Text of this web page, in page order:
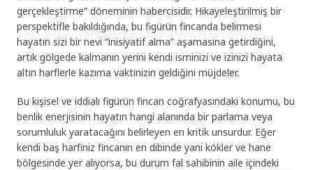
gerçekleştirme” döneminin habercisidir. Hikayeleştirilmiş bir
perspektifle bakıldığında, bu figürün fincanda belirmesi
hayatın sizi bir nevi “inisiyatif alma” aşamasına getirdiğini,
artık gölgede kalmanın yerini kendi isminizi ve izinizi hayata
altın harflerle kazıma vaktinizin geldiğini müjdeler.
Bu kişisel ve iddialı figürün fincan coğrafyasındaki konumu, bu
benlik enerjisinin hayatın hangi alanında bir parlama veya
sorumluluk yaratacağını belirleyen en kritik unsurdur. Eğer
kendi baş harfiniz fincanın en dibinde yani kökler ve hane
bölgesinde yer alıyorsa, bu durum fal sahibinin aile içindeki